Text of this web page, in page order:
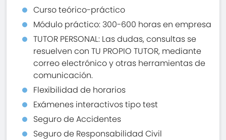
Curso teórico-práctico
Módulo práctico: 300-600 horas en empresa
TUTOR PERSONAL: Las dudas, consultas se
resuelven con TU PROPIO TUTOR, mediante
correo electrónico y otras herramientas de
comunicación.
Flexibilidad de horarios
Exámenes interactivos tipo test
Seguro de Accidentes
Seguro de Responsabilidad Civil